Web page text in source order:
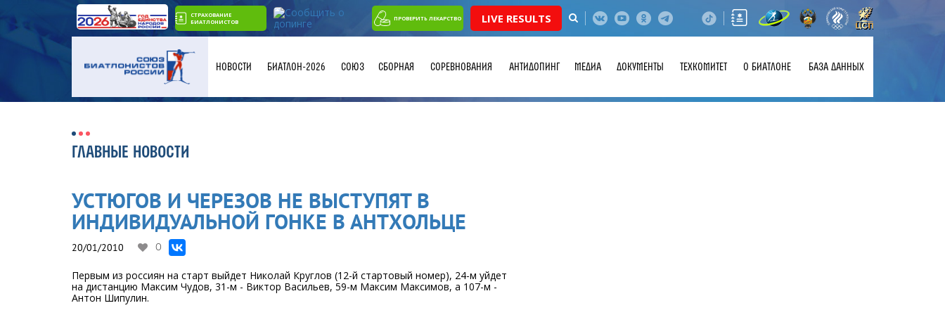
СТРАХОВАНИЕ
БИАТЛОНИСТОВ
ПРОВЕРИТЬ ЛЕКАРСТВО LIVE RESULTS
НОВОСТИ БИАТЛОН-2026 СОЮЗ СБОРНАЯ СОРЕВНОВАНИЯ АНТИДОПИНГ МЕДИА ДОКУМЕНТЫ ТЕХКОМИТЕТ О БИАТЛОНЕ БАЗА ДАННЫХ
ГЛАВНЫЕ НОВОСТИ
УСТЮГОВ И ЧЕРЕЗОВ НЕ ВЫСТУПЯТ В
ИНДИВИДУАЛЬНОЙ ГОНКЕ В АНТХОЛЬЦЕ
20/01/2010 0
Первым из россиян на старт выйдет Николай Круглов (12-й стартовый номер), 24-м уйдет
на дистанцию Максим Чудов, 31-м - Виктор Васильев, 59-м Максим Максимов, а 107-м -
Антон Шипулин.